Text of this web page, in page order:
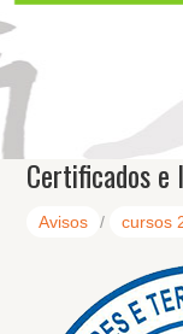
Certificados e
Avisos / cursos